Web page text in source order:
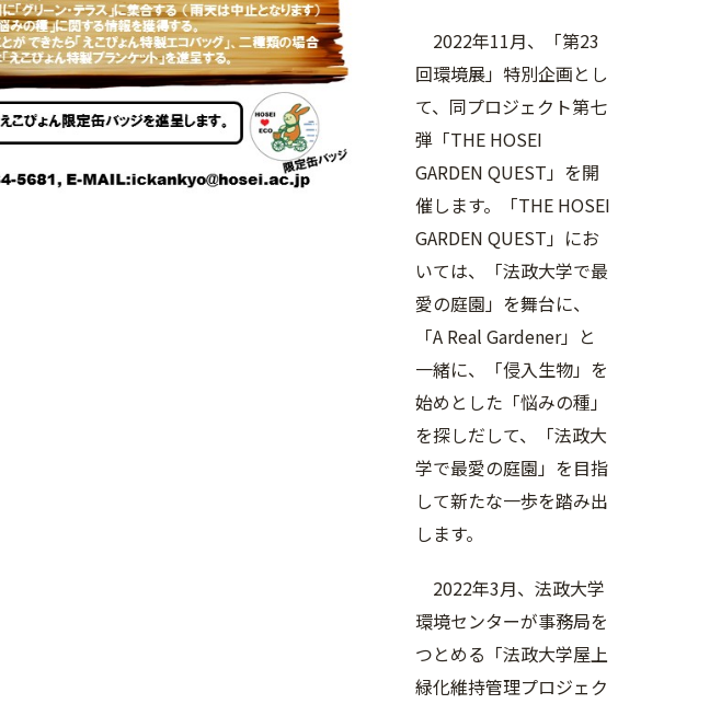
2022年11月、「第23
回環境展」特別企画とし
て、同プロジェクト第七
弾「THE HOSEI
GARDEN QUEST」を開
催します。「THE HOSEI
GARDEN QUEST」にお
いては、「法政大学で最
愛の庭園」を舞台に、
「A Real Gardener」と
一緒に、「侵入生物」を
始めとした「悩みの種」
を探しだして、「法政大
学で最愛の庭園」を目指
して新たな一歩を踏み出
します。
2022年3月、法政大学
環境センターが事務局を
つとめる「法政大学屋上
緑化維持管理プロジェク